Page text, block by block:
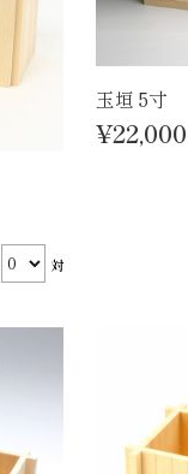
対
玉垣 5寸
¥22,000